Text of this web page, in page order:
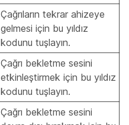
Çağrıların tekrar ahizeye
gelmesi için bu yıldız
kodunu tuşlayın.
Çağrı bekletme sesini
etkinleştirmek için bu yıldız
kodunu tuşlayın.
Çağrı bekletme sesini